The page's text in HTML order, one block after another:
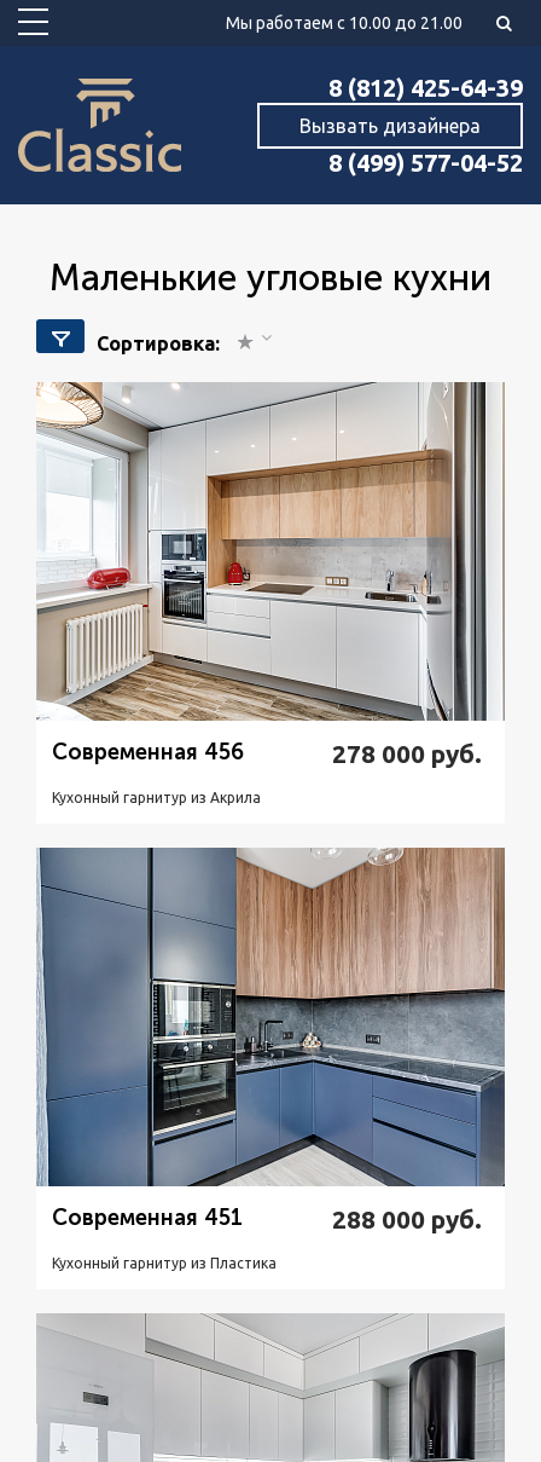
Мы работаем с 10.00 до 21.00
8 (812) 425-64-39
Вызвать дизайнера
8 (499) 577-04-52
маленькие угловые кухни
Сортировка:
Современная 456 278 000 руб.
Кухонный гарнитур из Акрилa
Узнать стоимость
Современная 451 288 000 руб.
Кухонный гарнитур из Пластикa
Подробнее Узнать стоимость